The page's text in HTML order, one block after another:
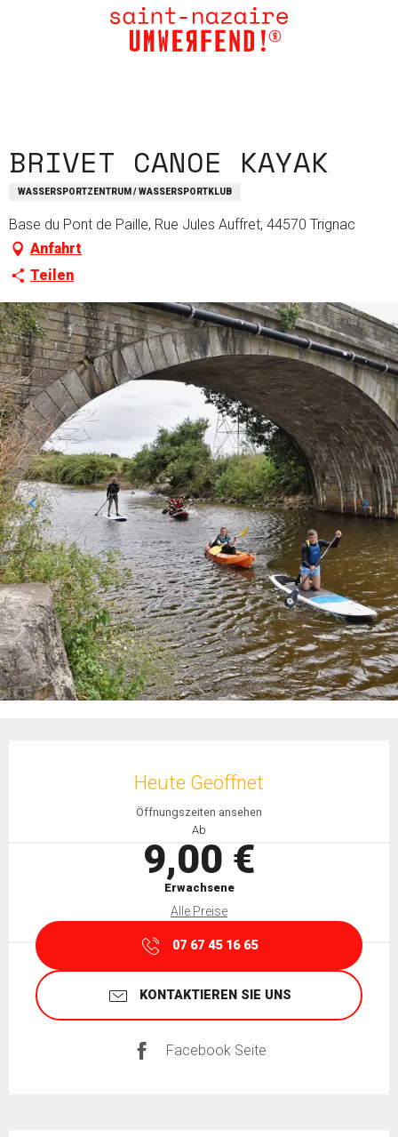
BRIVET CANOE KAYAK
WASSERSPORTZENTRUM / WASSERSPORTKLUB
Base du Pont de Paille, Rue Jules Auffret, 44570 Trignac
Anfahrt
Teilen
Heute Geöffnet
Öffnungszeiten ansehen
Ab
9,00 €
Erwachsene
Alle Preise
07 67 45 16 65
KONTAKTIEREN SIE UNS
Facebook Seite